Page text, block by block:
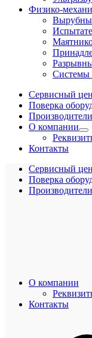
Физико-
Системы
Сервисный
Поверка
Производители
О компании
Контакты
Сервисный
Поверка
Производители
О компании
Контакты